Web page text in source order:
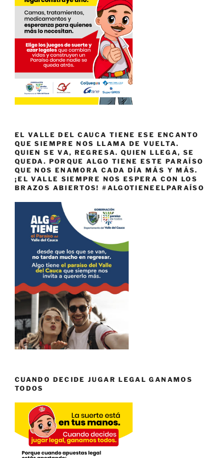
EL VALLE DEL CAUCA TIENE ESE ENCANTO
QUE SIEMPRE NOS LLAMA DE VUELTA.
QUIEN SE VA, REGRESA. QUIEN LLEGA, SE
QUEDA. PORQUE ALGO TIENE ESTE PARAÍSO
QUE NOS ENAMORA CADA DÍA MÁS Y MÁS.
¡EL VALLE SIEMPRE NOS ESPERA CON LOS
BRAZOS ABIERTOS! #ALGOTIENEELPARAÍSO
CUANDO DECIDE JUGAR LEGAL GANAMOS
TODOS